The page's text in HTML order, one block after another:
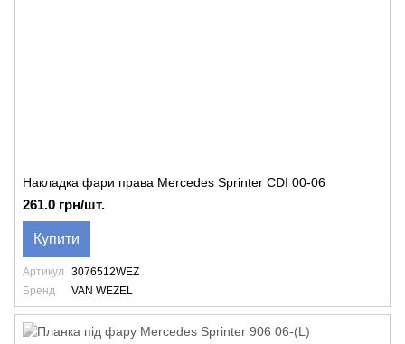
Накладка фари права Mercedes Sprinter CDI 00-06
261.0 грн/шт.
Купити
Артикул
3076512WEZ
Бренд
VAN WEZEL